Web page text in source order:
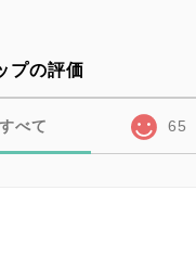
プの評価
すべて 65